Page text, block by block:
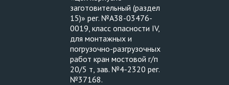
заготовительный (раздел
15)» рег. №А38-03476-
0019, класс опасности IV,
для монтажных и
погрузочно-разгрузочных
работ кран мостовой г/п
20/5 т, зав. №4-2320 рег.
№37168.